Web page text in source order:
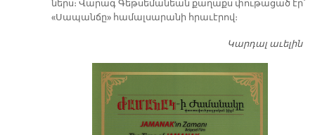
ներս։ Վարագ Գեթսեմանեան քաղաքս փութացած էր՝
«Սապանճը» համալսարանի հրաւէրով։
Կարդալ աւելին